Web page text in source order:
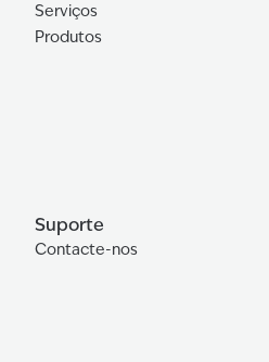
Serviços
Produtos
Suporte
Contacte-nos